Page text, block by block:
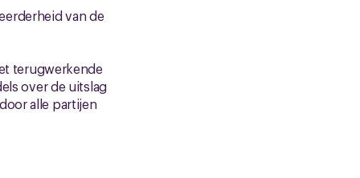
van de
terugwerkende
over de uitslag
alle partijen